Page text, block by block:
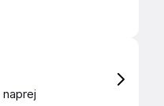
naprej